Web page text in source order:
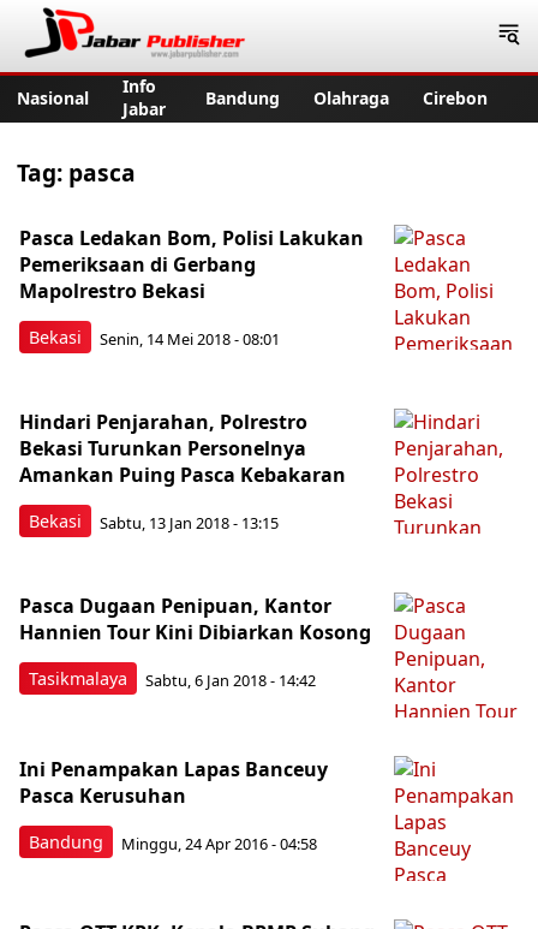
Nasional
Info
Jabar
Bandung Olahraga Cirebon
Tag: pasca
Bekasi
Pasca Ledakan Bom, Polisi Lakukan
Pemeriksaan di Gerbang
Mapolrestro Bekasi
Senin, 14 Mei 2018 - 08:01
Bekasi
Hindari Penjarahan, Polrestro
Bekasi Turunkan Personelnya
Amankan Puing Pasca Kebakaran
Sabtu, 13 Jan 2018 - 13:15
Tasikmalaya
Pasca Dugaan Penipuan, Kantor
Hannien Tour Kini Dibiarkan Kosong
Sabtu, 6 Jan 2018 - 14:42
Bandung
Ini Penampakan Lapas Banceuy
Pasca Kerusuhan
Minggu, 24 Apr 2016 - 04:58